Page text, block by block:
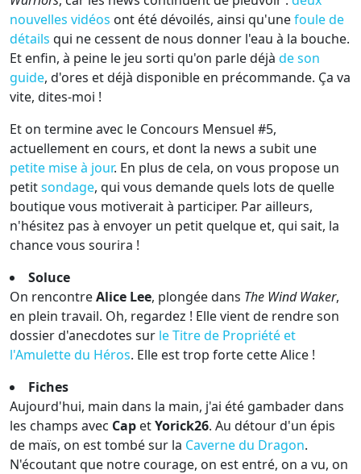
nouvelles vidéos ont été dévoilés, ainsi qu'unefoule de
détails qui ne cessent de nous donner l'eau à la bouche.
Et enfin, à peine le jeu sorti qu'on parle déjà de son
guide, d'ores et déjà disponible en précommande. Ça va
vite, dites-moi !
Et on termine avec le Concours Mensuel #5,
actuellement en cours, et dont la news a subit une
petite mise à jour. En plus de cela, on vous propose un
petitsondage, qui vous demande quels lots de quelle
boutique vous motiverait à participer. Par ailleurs,
n'hésitez pas à envoyer un petit quelque et, qui sait, la
chance vous sourira !
Soluce
On rencontreAlice Lee, plongée dans The Wind Waker,
en plein travail. Oh, regardez ! Elle vient de rendre son
dossier d'anecdotes sur le Titre de Propriété et
l'Amulette du Héros. Elle est trop forte cette Alice !
Fiches
Aujourd'hui, main dans la main, j'ai été gambader dans
les champs avec Cap etYorick26. Au détour d'un épis
de maïs, on est tombé sur la Caverne du Dragon.
N'écoutant que notre courage, on est entré, on a vu, on